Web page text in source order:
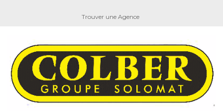
Trouver une Agence